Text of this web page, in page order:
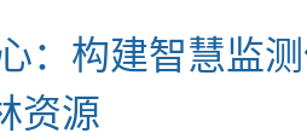
：构建智慧监
资源